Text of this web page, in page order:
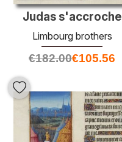
Judas s'accroche
Limbourg brothers
€182.00€105.56